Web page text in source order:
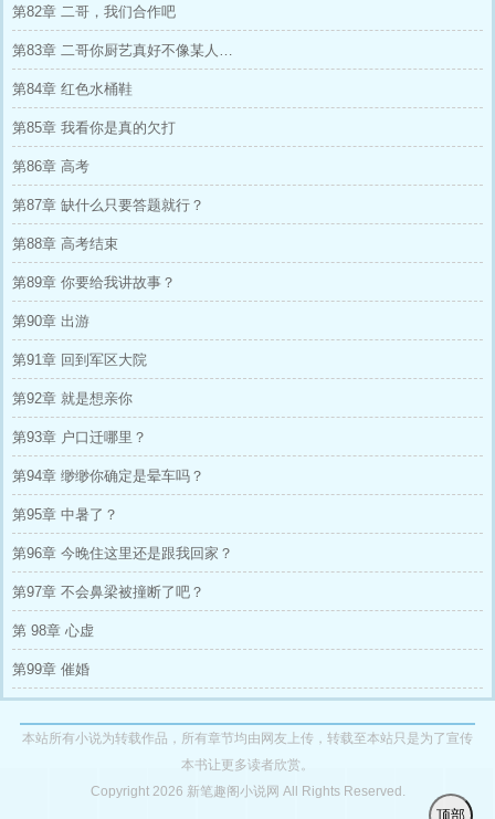
第82章 二哥，我们合作吧
第83章 二哥你厨艺真好不像某人…
第84章 红色水桶鞋
第85章 我看你是真的欠打
第86章 高考
第87章 缺什么只要答题就行？
第88章 高考结束
第89章 你要给我讲故事？
第90章 出游
第91章 回到军区大院
第92章 就是想亲你
第93章 户口迁哪里？
第94章 缈缈你确定是晕车吗？
第95章 中暑了？
第96章 今晚住这里还是跟我回家？
第97章 不会鼻梁被撞断了吧？
第 98章 心虚
第99章 催婚
顶部
本站所有小说为转载作品，所有章节均由网友上传，转载至本站只是为了宣传
本书让更多读者欣赏。
Copyright 2026 新笔趣阁小说网 All Rights Reserved.